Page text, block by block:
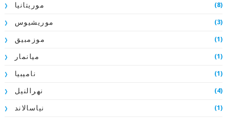
موريتانيا (8)
موريشيوس (3)
موزمبيق (1)
ميانمار (1)
ناميبيا (1)
نهرالنيل (4)
نياسالاند (1)